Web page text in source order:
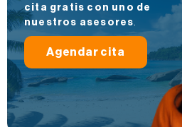
cita gratis con uno de
nuestros asesores.
Agendar cita